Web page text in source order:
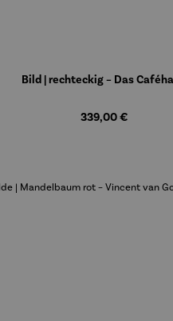
Bild | rechteckig – Das
Regulärer Preis:
339,00 €